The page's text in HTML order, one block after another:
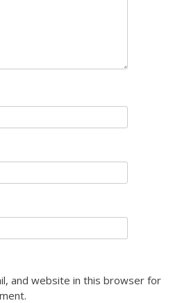
and website in this browser for